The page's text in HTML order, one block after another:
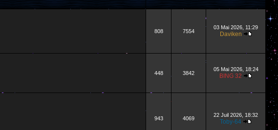
808 7554
03 Mai 2026, 11:29
Daviken
448 3842
05 Mai 2026, 18:24
BING 32
943 4069
22 Juil 2026, 18:32
Toby-64